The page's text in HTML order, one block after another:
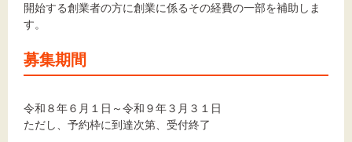
開始する創業者の方に創業に係るその経費の一部を補助しま
す。
募集期間
令和８年６月１日～令和９年３月３１日
ただし、予約枠に到達次第、受付終了